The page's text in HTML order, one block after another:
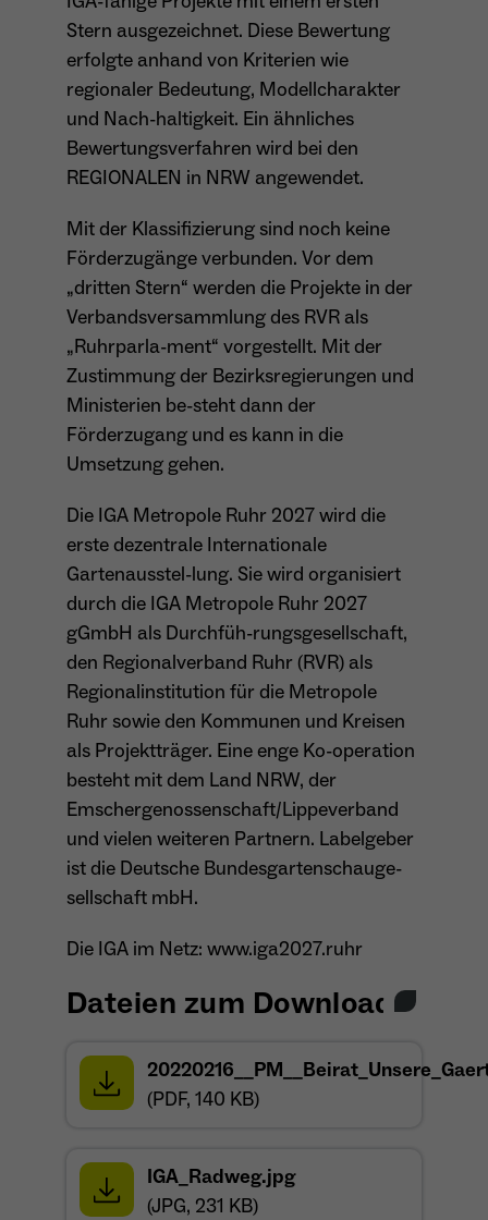
Stern ausgezeichnet. Diese Bewertung
erfolgte anhand von Kriterien wie
regionaler Bedeutung, Modellcharakter
und Nach-haltigkeit. Ein ähnliches
Bewertungsverfahren wird bei den
REGIONALEN in NRW angewendet.
Mit der Klassifizierung sind noch keine
Förderzugänge verbunden. Vor dem
„dritten Stern“ werden die Projekte in der
Verbandsversammlung des RVR als
„Ruhrparla-ment“ vorgestellt. Mit der
Zustimmung der Bezirksregierungen und
Ministerien be-steht dann der
Förderzugang und es kann in die
Umsetzung gehen.
Die IGA Metropole Ruhr 2027 wird die
erste dezentrale Internationale
Gartenausstel-lung. Sie wird organisiert
durch die IGA Metropole Ruhr 2027
gGmbH als Durchfüh-rungsgesellschaft,
den Regionalverband Ruhr (RVR) als
Regionalinstitution für die Metropole
Ruhr sowie den Kommunen und Kreisen
als Projektträger. Eine enge Ko-operation
besteht mit dem Land NRW, der
Emschergenossenschaft/Lippeverband
und vielen weiteren Partnern. Labelgeber
ist die Deutsche Bundesgartenschauge-
sellschaft mbH.
Die IGA im Netz: www.iga2027.ruhr
Dateien zum Download
(PDF, 140 KB)
öffnet sich in einem neuen Tab
IGA_Radweg.jpg
(JPG, 231 KB)
öffnet sich in einem neuen Tab